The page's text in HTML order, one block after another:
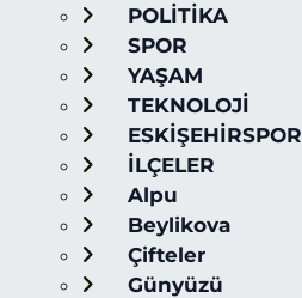
POLİTİKA
SPOR
YAŞAM
TEKNOLOJİ
ESKİŞEHİRSPOR
İLÇELER
Alpu
Beylikova
Çifteler
Günyüzü